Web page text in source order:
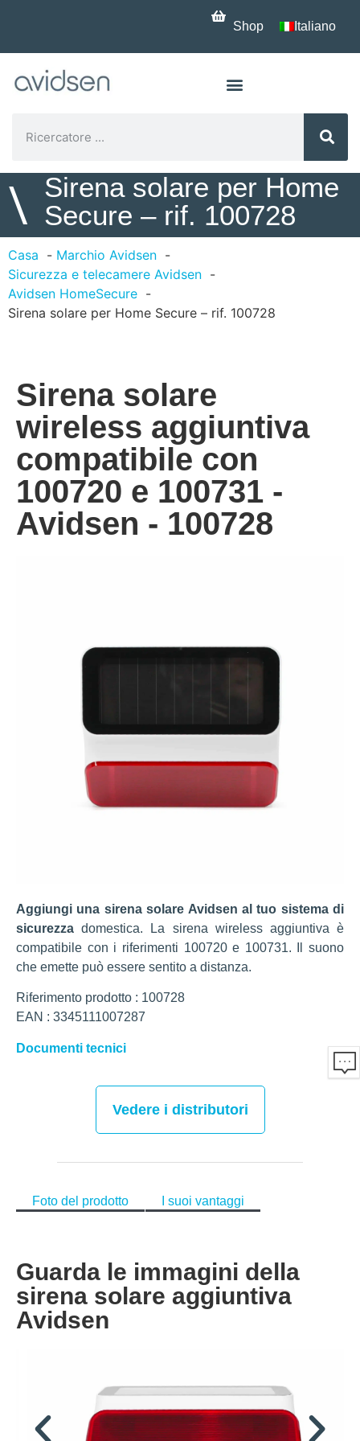
Shop Italiano
\ Sirena solare per Home
Secure – rif. 100728
Casa
Marchio Avidsen
Sicurezza e telecamere Avidsen
Avidsen HomeSecure
Sirena solare per Home Secure – rif. 100728
Sirena solare
wireless aggiuntiva
compatibile con
100720 e 100731 -
Avidsen - 100728
Aggiungi una sirena solare Avidsen al tuo sistema di
sicurezzadomestica. La sirena wireless aggiuntiva è
compatibile con i riferimenti 100720 e 100731. Il suono
che emette può essere sentito a distanza.
Riferimento prodotto : 100728
EAN : 3345111007287
Documenti tecnici
Vedere i distributori
Foto del prodotto I suoi vantaggi
Guarda le immagini della
sirena solare aggiuntiva
Avidsen